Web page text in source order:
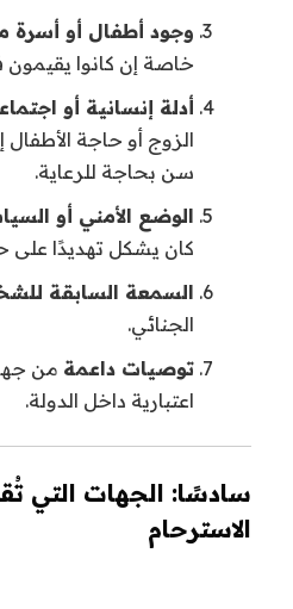
وجود أطفال أو أسرة
خاصة إن كانوا
أدلة إنسانية أو
الزوج أو حاجة الأطفال
سن بحاجة للرعاية.
الوضع الأمني أو
كان يشكل تهديدًا على
السمعة السابقة
الجنائي.
توصيات داعمة من
اعتبارية داخل الدولة.
سادسًا: الجهات التي
الاسترحام